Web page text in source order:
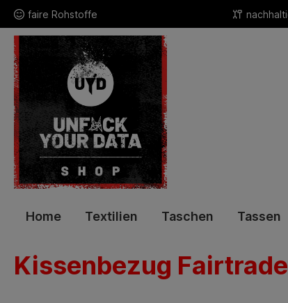
faire Rohstoffe
Home Textilien Taschen Tassen
Kissenbezug